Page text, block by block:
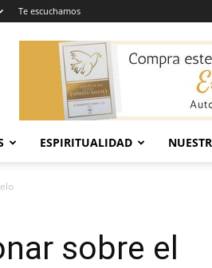
Te escuchamos
ESPIRITUALIDAD
sobre el